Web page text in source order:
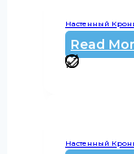
Настенный
Read
Настенный